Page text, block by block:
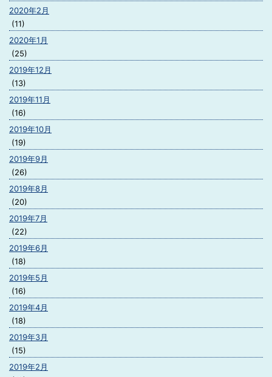
2020年2月
(11)
2020年1月
(25)
2019年12月
(13)
2019年11月
(16)
2019年10月
(19)
2019年9月
(26)
2019年8月
(20)
2019年7月
(22)
2019年6月
(18)
2019年5月
(16)
2019年4月
(18)
2019年3月
(15)
2019年2月